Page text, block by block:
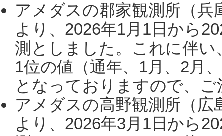
アメダスの郡家観測所（
より、2026年1月1日から
測としました。これに伴い
1位の値（通年、1月、2月
となっておりますので、
アメダスの高野観測所（
より、2026年3月1日から